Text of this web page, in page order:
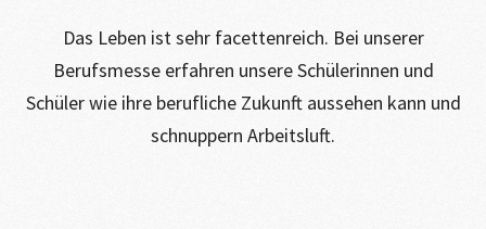
Das Leben ist sehr facettenreich. Bei unserer
Berufsmesse erfahren unsere Schülerinnen und
Schüler wie ihre berufliche Zukunft aussehen kann und
schnuppern Arbeitsluft.